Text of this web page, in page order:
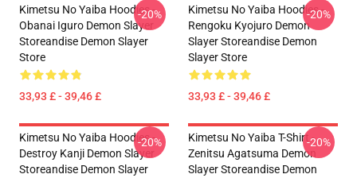
Kimetsu No Yaiba Hoodies -
Obanai Iguro Demon Slayer
Storeandise Demon Slayer
Store
33,93 £ - 39,46 £
-20%
Kimetsu No Yaiba Hoodies -
Rengoku Kyojuro Demon
Slayer Storeandise Demon
Slayer Store
33,93 £ - 39,46 £
-20%
Kimetsu No Yaiba Hoodies -
Destroy Kanji Demon Slayer
Storeandise Demon Slayer
-20%
Kimetsu No Yaiba T-Shirt -
Zenitsu Agatsuma Demon
Slayer Storeandise Demon
-20%